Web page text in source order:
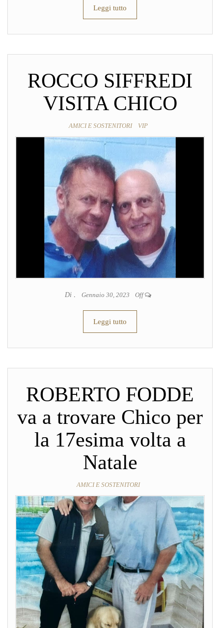
Leggi tutto
ROCCO SIFFREDI
VISITA CHICO
AMICI E SOSTENITORI VIP
Di . Gennaio 30, 2023 Off
Leggi tutto
ROBERTO FODDE
va a trovare Chico per
la 17esima volta a
Natale
AMICI E SOSTENITORI